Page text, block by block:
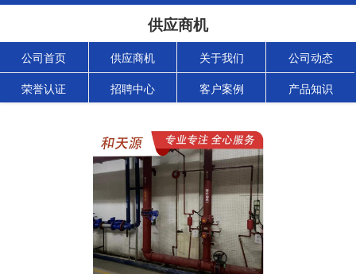
供应商机
公司首页 供应商机 关于我们 公司动态
荣誉认证 招聘中心 客户案例 产品知识